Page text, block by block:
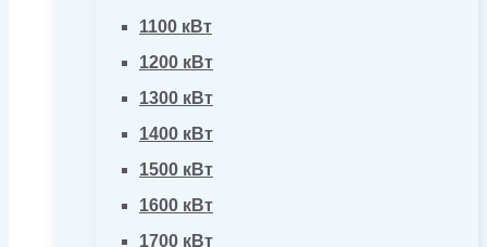
1100 кВт
1200 кВт
1300 кВт
1400 кВт
1500 кВт
1600 кВт
1700 кВт